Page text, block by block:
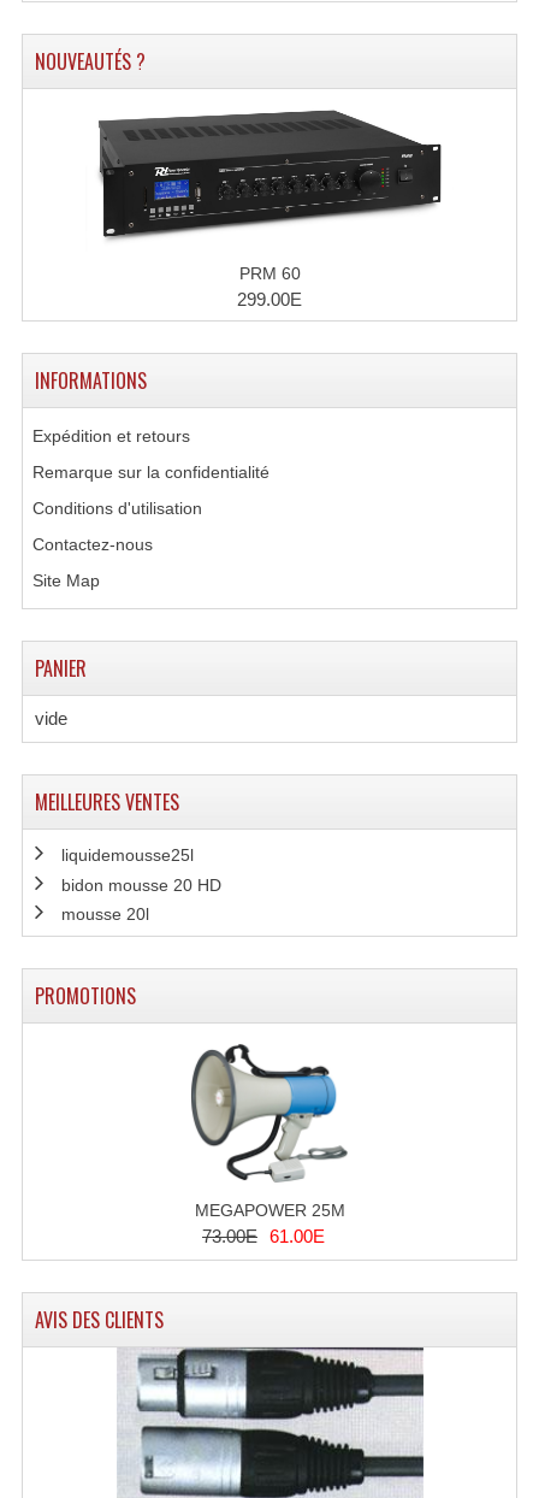
Micro Sans Fil HF VHF 200MHZ
Micro Sans Fil HF UHF 800MHZ
Micros De Studio
Microphones De Surface
Multi-Effets, Reverbes Etc...
Peripheriques Traitements Et Accessoires
Pupitre Pour Discours
Consoles Sono Et Studio
Boules À Facettes
Déco Light
Effets LASERS
Laser Multi-Points
Lasers (Effets Volumetriques)
Lasers D'extérieur Multi-Points
Effets Lumineux, Centre De Piste
Effets Lumineux, Effets Disco
Electronique Commande Light
NOUVEAUTÉS ?
PRM 60
299.00E
INFORMATIONS
Expédition et retours
Remarque sur la confidentialité
Conditions d'utilisation
Contactez-nous
Site Map
PANIER
vide
MEILLEURES VENTES
liquidemousse25l
bidon mousse 20 HD
mousse 20l
PROMOTIONS
MEGAPOWER 25M
73.00E 61.00E
AVIS DES CLIENTS